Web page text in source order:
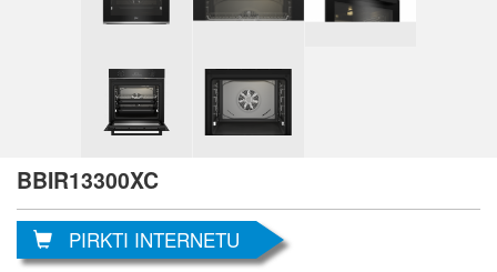
BBIR13300XC
PIRKTI INTERNETU